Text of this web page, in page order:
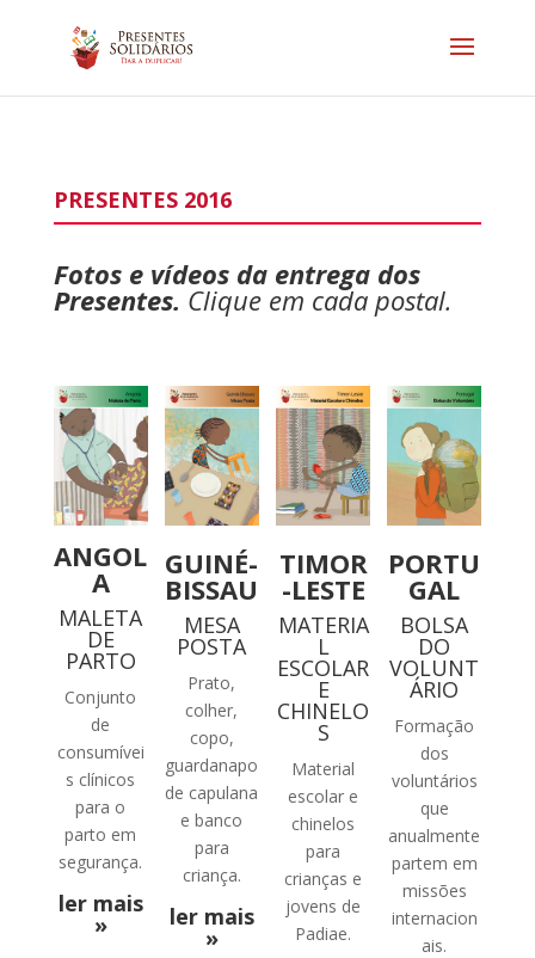
PRESENTES 2016
Fotos e vídeos da entrega dos
Presentes. Clique em cada postal.
ANGOL
A
MALETA
DE
PARTO
Conjunto
de
consumívei
s clínicos
para o
parto em
segurança.
ler mais
»
GUINÉ-
BISSAU
MESA
POSTA
Prato,
colher,
copo,
guardanapo
de capulana
e banco
para
criança.
ler mais
»
TIMOR
-LESTE
MATERIA
L
ESCOLAR
E
CHINELO
S
Material
escolar e
chinelos
para
crianças e
jovens de
Padiae.
PORTU
GAL
BOLSA
DO
VOLUNT
ÁRIO
Formação
dos
voluntários
que
anualmente
partem em
missões
internacion
ais.